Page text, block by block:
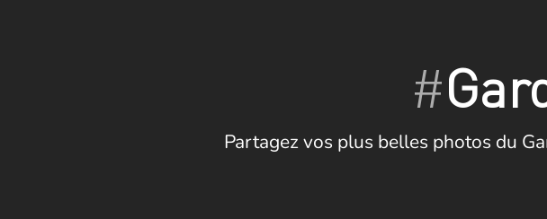
#
Partagez vos plus belles photos du